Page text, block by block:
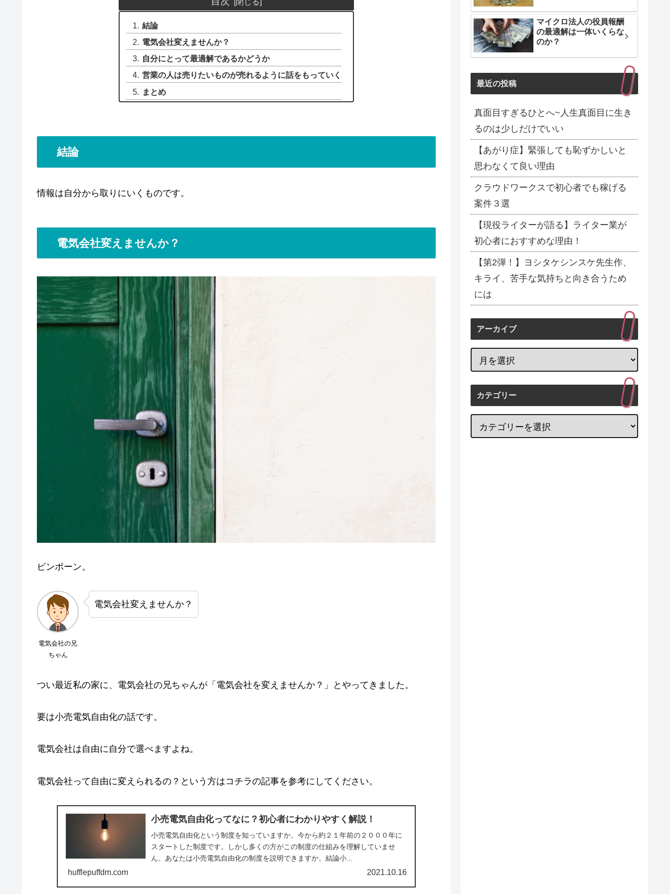
結論
電気会社変えませんか？
自分にとって最適解であるかどうか
営業の人は売りたいものが売れるように話をもっていく
まとめ
結論
情報は自分から取りにいくものです。
電気会社変えませんか？
ピンポーン。
電気会社の兄
ちゃん
電気会社変えませんか？
つい最近私の家に、電気会社の兄ちゃんが「電気会社を変えませんか？」とやってきました。
要は小売電気自由化の話です。
電気会社は自由に自分で選べますよね。
電気会社って自由に変えられるの？という方はコチラの記事を参考にしてください。
小売電気自由化ってなに？初心者にわかりやすく解説！
小売電気自由化という制度を知っていますか。今から約２１年前の２０００年に
スタートした制度です。しかし多くの方がこの制度の仕組みを理解していませ
ん。あなたは小売電気自由化の制度を説明できますか。結論小...
hufflepuffdm.com 2021.10.16
マイクロ法人の役員報酬
の最適解は一体いくらな
のか？
最近の投稿
真面目すぎるひとへ~人生真面目に生き
るのは少しだけでいい
【あがり症】緊張しても恥ずかしいと
思わなくて良い理由
クラウドワークスで初心者でも稼げる
案件３選
【現役ライターが語る】ライター業が
初心者におすすめな理由！
【第2弾！】ヨシタケシンスケ先生作、
キライ、苦手な気持ちと向き合うため
には
アーカイブ
カテゴリー